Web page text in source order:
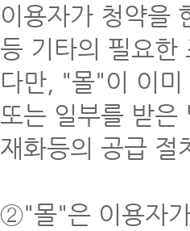
이용자가 청약을
등 기타의 필요한
다만, "몰"이 이
또는 일부를 받은
재화등의 공급 절
②"몰"은 이용자